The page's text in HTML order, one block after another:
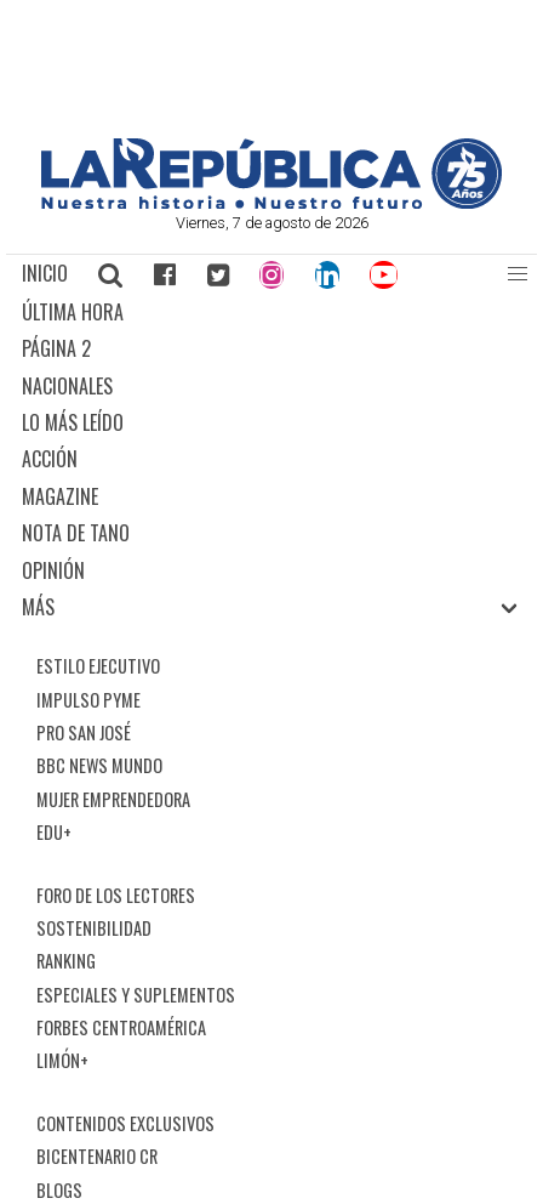
Viernes, 7 de agosto de 2026
INICIO
ÚLTIMA HORA
PÁGINA 2
NACIONALES
LO MÁS LEÍDO
ACCIÓN
MAGAZINE
NOTA DE TANO
OPINIÓN
MÁS
ESTILO EJECUTIVO
IMPULSO PYME
PRO SAN JOSÉ
BBC NEWS MUNDO
MUJER EMPRENDEDORA
EDU+
FORO DE LOS LECTORES
SOSTENIBILIDAD
RANKING
ESPECIALES Y SUPLEMENTOS
FORBES CENTROAMÉRICA
LIMÓN+
CONTENIDOS EXCLUSIVOS
BICENTENARIO CR
BLOGS